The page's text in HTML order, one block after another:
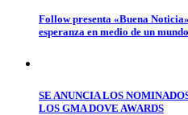
Follow presenta «Buena
esperanza en medio de un
SE ANUNCIA LOS
LOS GMA DOVE AWARDS